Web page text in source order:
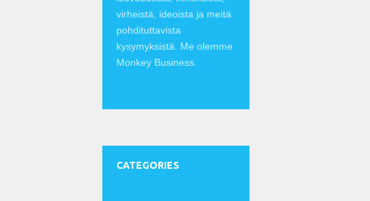
virheistä, ideoista ja meitä
pohdituttavista
kysymyksistä. Me olemme
Monkey Business.
CATEGORIES